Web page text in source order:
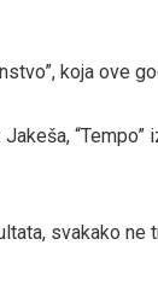
koja ove
“Tempo”
svakako